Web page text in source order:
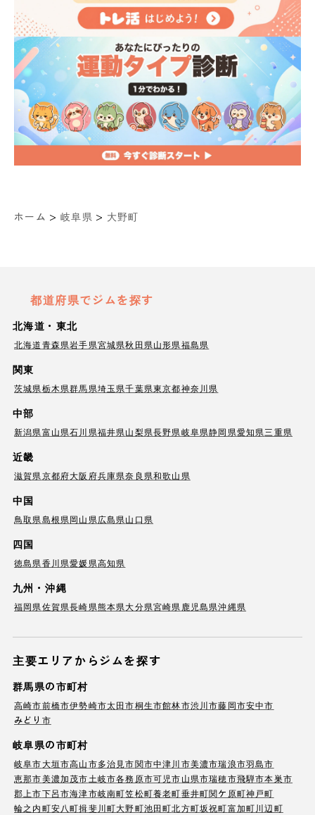
ホーム > 岐阜県 > 大野町
都道府県でジムを探す
北海道・東北
北海道青森県岩手県宮城県秋田県山形県福島県
関東
茨城県栃木県群馬県埼玉県千葉県東京都神奈川県
中部
新潟県富山県石川県福井県山梨県長野県岐阜県静岡県愛知県三重県
近畿
滋賀県京都府大阪府兵庫県奈良県和歌山県
中国
鳥取県島根県岡山県広島県山口県
四国
徳島県香川県愛媛県高知県
九州・沖縄
福岡県佐賀県長崎県熊本県大分県宮崎県 鹿児島県沖縄県
主要エリアからジムを探す
群馬県の市町村
高崎市前橋市伊勢崎市太田市桐生市館林市渋川市藤岡市安中市
みどり市
岐阜県の市町村
岐阜市大垣市高山市多治見市関市中津川市美濃市瑞浪市羽島市
恵那市美濃加茂市土岐市各務原市可児市山県市瑞穂市飛騨市本巣市
郡上市下呂市海津市岐南町笠松町養老町垂井町関ケ原町神戸町
輪之内町安八町揖斐川町大野町池田町北方町坂祝町富加町川辺町